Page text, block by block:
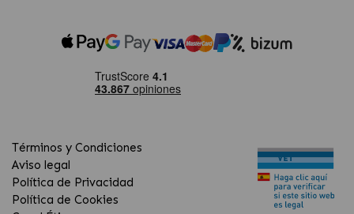
Términos y Condiciones
Aviso legal
Política de Privacidad
Política de Cookies